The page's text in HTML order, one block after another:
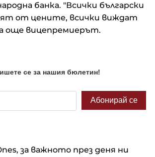
банка. "Всички български
от цените, всички виждат
още вицепремиерът.
за важното през деня ни